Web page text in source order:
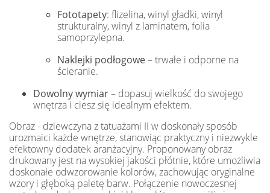
Fototapety: flizelina, winyl gładki, winyl
strukturalny, winyl z laminatem, folia
samoprzylepna.
Naklejki podłogowe– trwałe i odporne na
ścieranie.
Dowolny wymiar– dopasuj wielkość do swojego
wnętrza i ciesz się idealnym efektem.
Obraz - dziewczyna z tatuażami II w doskonały sposób
urozmaici każde wnętrze, stanowiąc praktyczny i niezwykle
efektowny dodatek aranżacyjny. Proponowany obraz
drukowany jest na wysokiej jakości płótnie, które umożliwia
doskonałe odwzorowanie kolorów, zachowując oryginalne
wzory i głęboką paletę barw. Połączenie nowoczesnej